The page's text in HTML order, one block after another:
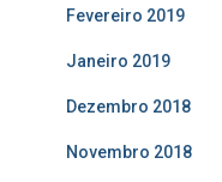
Fevereiro 2019
Janeiro 2019
Dezembro 2018
Novembro 2018